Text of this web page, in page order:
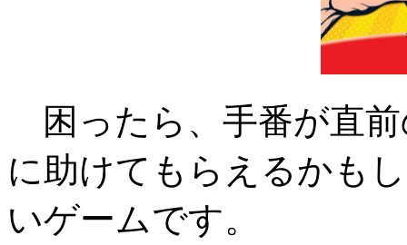
困ったら、手番が直前
に助けてもらえるかも
いゲームです。